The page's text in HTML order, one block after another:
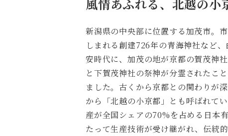
風情あふれる、北越の小
新潟県の中央部に位置する加茂市。
しまれる創建726年の青海神社など
安時代に、加茂の地が京都の賀茂神
と下賀茂神社の祭神が分霊されたこ
ました。古くから京都との関わりが
から「北越の小京都」とも呼ばれて
産が全国シェアの70%を占める日本
たって生産技術が受け継がれ、伝統